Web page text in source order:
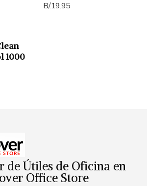
B/.19.95
1000
de Útiles de Oficina en
Office Store